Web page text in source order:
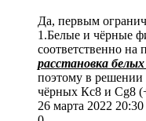
Да, первым
1.Белые и чёрные
соответственно на
расстановка
поэтому в решении
чёрных Кс8 и Сg8
26 марта 2022 20:30